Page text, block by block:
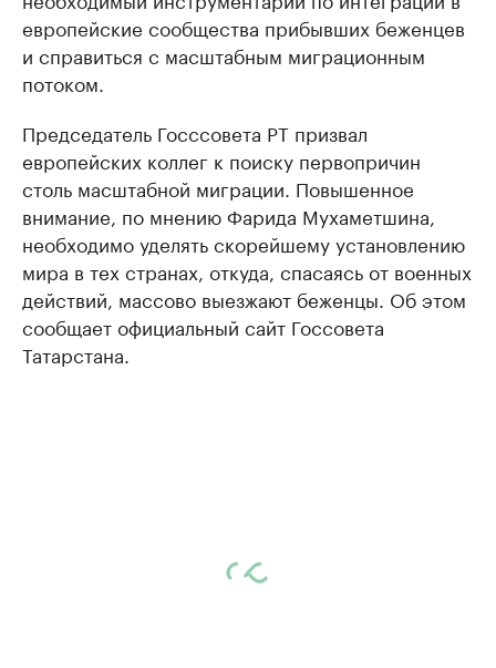
европейские сообщества прибывших беженцев
и справиться с масштабным миграционным
потоком.
Председатель Госссовета РТ призвал
европейских коллег к поиску первопричин
столь масштабной миграции. Повышенное
внимание, по мнению Фарида Мухаметшина,
необходимо уделять скорейшему установлению
мира в тех странах, откуда, спасаясь от военных
действий, массово выезжают беженцы. Об этом
сообщает официальный сайт Госсовета
Татарстана.